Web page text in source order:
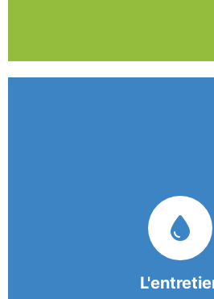
garantissent une
qualité.